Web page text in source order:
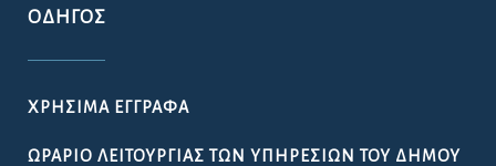
ΟΔΗΓΌΣ
ΧΡΉΣΙΜΑ ΈΓΓΡΑΦΑ
ΩΡΆΡΙΟ ΛΕΙΤΟΥΡΓΊΑΣ ΤΩΝ ΥΠΗΡΕΣΙΏΝ ΤΟΥ ΔΉΜΟΥ